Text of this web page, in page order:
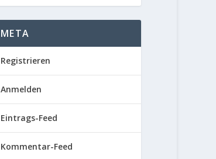
META
Registrieren
Anmelden
Eintrags-Feed
Kommentar-Feed